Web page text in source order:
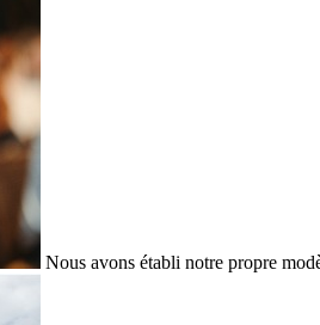
Nous avons établi notre propre